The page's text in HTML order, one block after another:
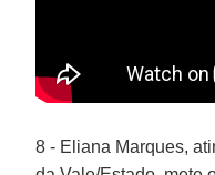
8 - Eliana Marques,